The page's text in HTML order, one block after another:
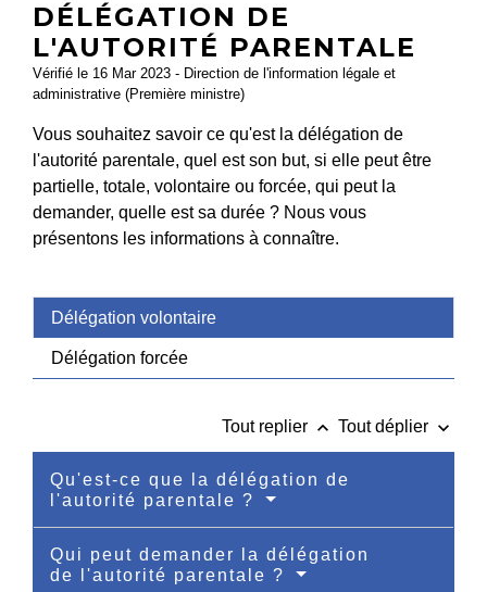
DÉLÉGATION DE
L'AUTORITÉ PARENTALE
Vérifié le 16 Mar 2023 - Direction de l'information légale et
administrative (Première ministre)
Vous souhaitez savoir ce qu'est la délégation de
l'autorité parentale, quel est son but, si elle peut être
partielle, totale, volontaire ou forcée, qui peut la
demander, quelle est sa durée ? Nous vous
présentons les informations à connaître.
Délégation volontaire
Délégation forcée
Tout replier keyboard_arrow_up Tout déplier keyboard_arrow_down
Qu'est-ce que la délégation de
l'autorité parentale ?
Qui peut demander la délégation
de l'autorité parentale ?